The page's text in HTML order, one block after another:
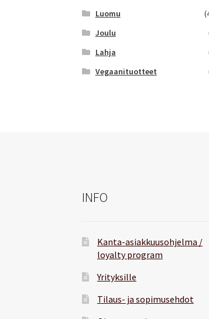
Luomu
Joulu
Lahja
Vegaanituotteet
INFO
Kanta-asiakkuusohjelma /
loyalty program
Yrityksille
Tilaus- ja sopimusehdot